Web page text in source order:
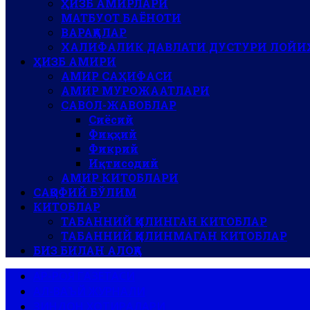
МАТБУОТ БАЁНОТИ
ВАРАҚАЛАР
ХАЛИФАЛИК ДАВЛАТИ ДУСТУРИ
ҲИЗБ АМИРИ
АМИР САҲИФАСИ
АМИР МУРОЖААТЛАРИ
САВОЛ-ЖАВОБЛАР
Сиёсий
Фиқҳий
Фикрий
Иқтисодий
АМИР КИТОБЛАРИ
САҚОФИЙ БЎЛИМ
КИТОБЛАР
ТАБАННИЙ ҚИЛИНГАН КИТОБЛАР
ТАБАННИЙ ҚИЛИНМАГАН КИТОБЛАР
БИЗ БИЛАН АЛОҚА